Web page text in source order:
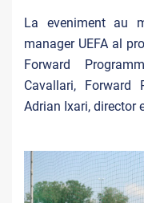
La eveniment au
manager UEFA al
Forward
Cavallari, Forward
Adrian Ixari, director